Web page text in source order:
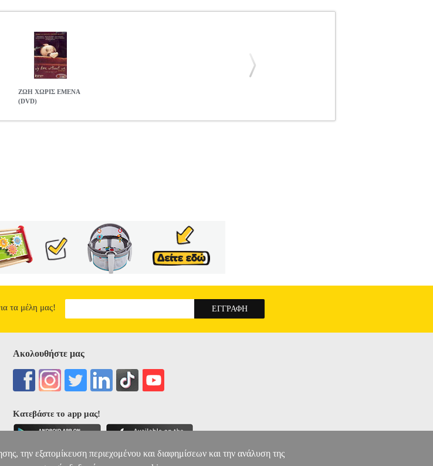
ΖΩΗ ΧΩΡΙΣ ΕΜΕΝΑ
(DVD)
ΖΩΗ ΧΩΡΙΣ ΕΜΕΝΑ - MY LIFE WITHOUT ME (DVD)
τα μέλη μας!
Ακολουθήστε μας
Κατεβάστε το app μας!
την εξατομίκευση περιεχομένου και διαφημίσεων και την ανάλυση της